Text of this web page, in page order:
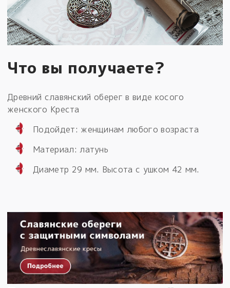
Что вы получаете?
Древний славянский оберег в виде косого
женского Креста
Подойдет: женщинам любого возраста
Материал: латунь
Диаметр 29 мм. Высота с ушком 42 мм.